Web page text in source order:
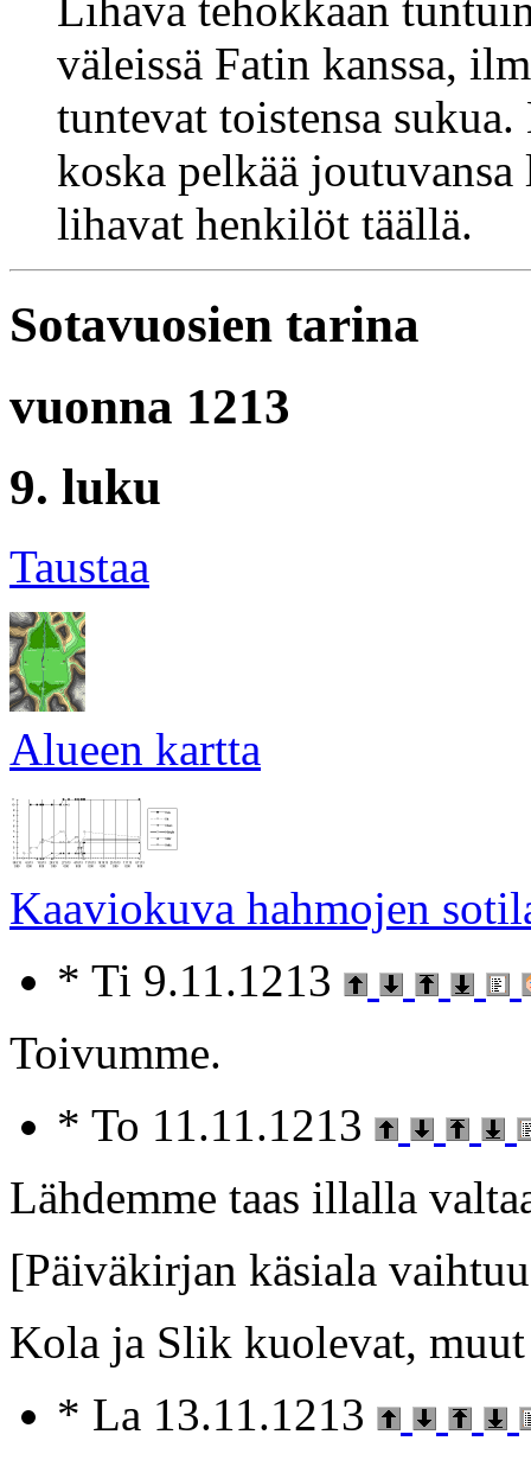
väleissä Fatin kanssa,
tuntevat toistensa
koska pelkää
lihavat henkilöt täällä.
Sotavuosien tarina
vuonna 1213
9. luku
Taustaa
Alueen kartta
Kaaviokuva hahmojen
* Ti 9.11.1213
Toivumme.
* To 11.11.1213
Lähdemme taas illalla
[Päiväkirjan käsiala
Kola ja Slik kuolevat,
* La 13.11.1213